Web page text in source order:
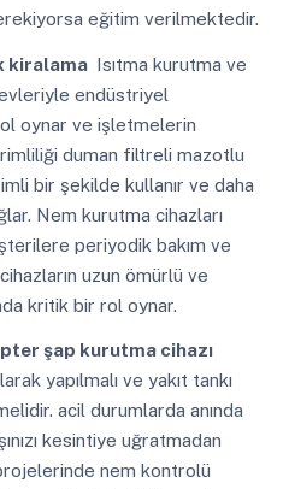
eğitim verilmektedir.
kiralama Isıtma kurutma ve
endüstriyel
oynar ve işletmelerin
duman filtreli mazotlu
bir şekilde kullanır ve daha
Nem kurutma cihazları
periyodik bakım ve
uzun ömürlü ve
kritik bir rol oynar.
şap kurutma cihazı
yapılmalı ve yakıt tankı
acil durumlarda anında
kesintiye uğratmadan
nem kontrolü